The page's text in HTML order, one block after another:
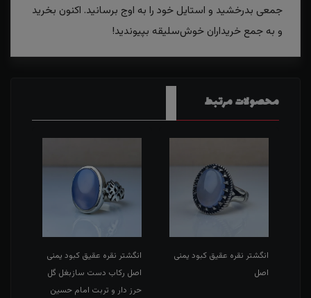
جمعی بدرخشید و استایل خود را به اوج برسانید. اکنون بخرید
و به جمع خریداران خوش‌سلیقه بپیوندید!
محصولات مرتبط
انگشتر نقره عقیق کبود یمنی
اصل
انگشتر نقره عقیق کبود یمنی
اصل رکاب دست سازبغل گل
حرز دار و تربت امام حسین